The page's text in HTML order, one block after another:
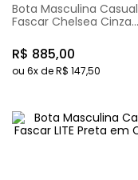
Bota Masculina Casual
Fascar Chelsea Cinza
R$ 885,00
ou 6x deR$ 147,50